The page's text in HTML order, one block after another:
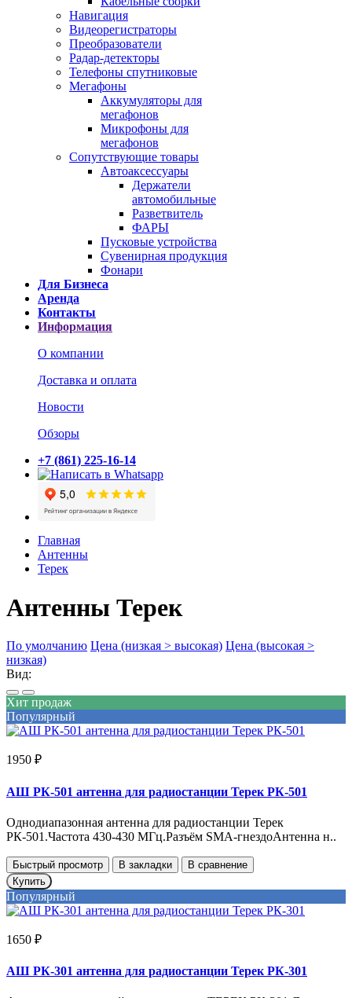
Навигация
Видеорегистраторы
Преобразователи
Радар-детекторы
Телефоны спутниковые
Мегафоны
Аккумуляторы для
мегафонов
Микрофоны для
мегафонов
Сопутствующие товары
Автоаксессуары
Держатели
автомобильные
Разветвитель
ФАРЫ
Пусковые устройства
Сувенирная продукция
Фонари
Для Бизнеса
Аренда
Контакты
Информация
О компании
Доставка и оплата
Новости
Обзоры
+7 (861) 225-16-14
Главная
Антенны
Терек
Антенны Терек
По умолчанию Цена (низкая > высокая) Цена (высокая >
низкая)
Вид:
Хит продаж
Популярный
1950 ₽
АШ РК-501 антенна для радиостанции Терек РК-501
Однодиапазонная антенна для радиостанции Терек
РК-501.Частота 430-430 МГц.Разъём SMA-гнездоАнтенна н..
Быстрый просмотр В закладки
В сравнение
Купить
Популярный
1650 ₽
АШ РК-301 антенна для радиостанции Терек РК-301